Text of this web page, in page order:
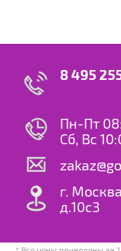
8 495
Пн-Пт
Сб, Вс
г.
д.10с3